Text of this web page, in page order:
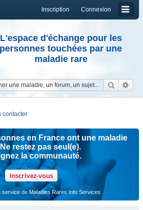
Connexion
Inscription
L'espace d'échange pour les
personnes touchées par une
maladie rare
contacter
en France ont une maladie
restez pas seul(e).
la communauté.
Inscrivez-vous
service de Maladies Rares Info Services